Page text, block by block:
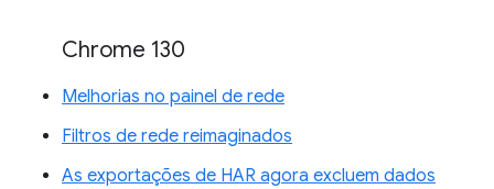
Chrome 130
Melhorias no painel de rede
Filtros de rede reimaginados
As exportações de HAR agora excluem dados